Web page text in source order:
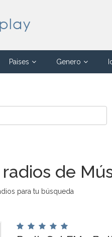
Paises Genero
de
para tu búsqueda